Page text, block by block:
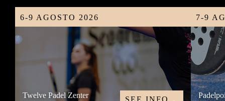
6-9 AGOSTO 2026
Twelve Padel Zenter
7-9